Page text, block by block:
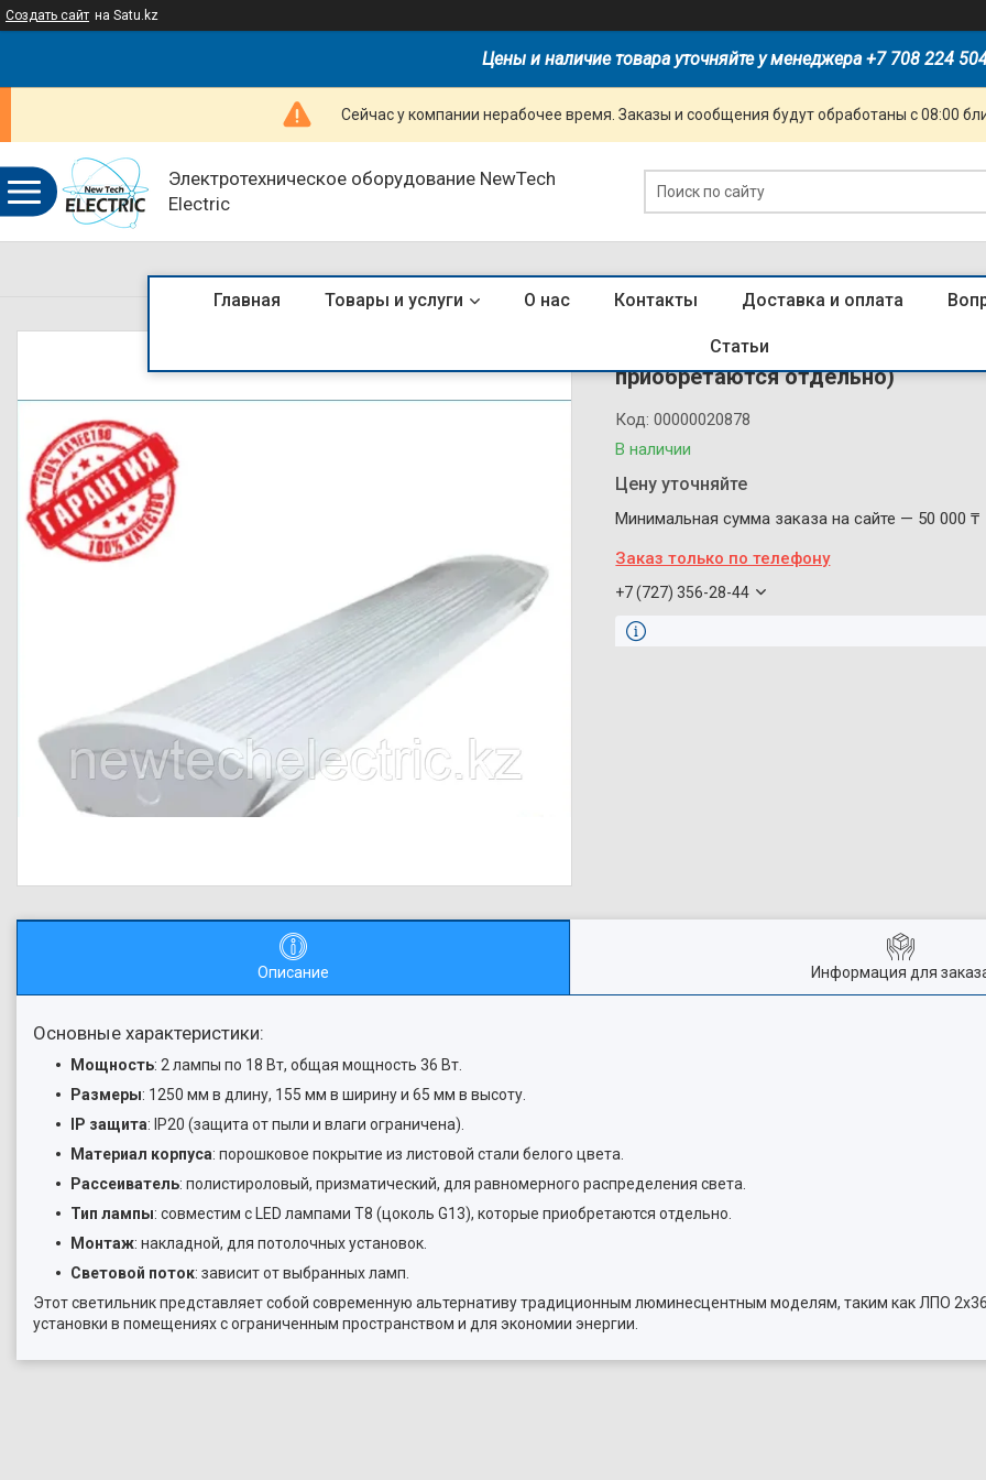
Создать сайт на Satu.kz
Цены и наличие товара уточняйте у менеджера +7 708 224
Сейчас у компании нерабочее время. Заказы и сообщения будут обработаны с 08:00
Электротехническое оборудование NewTech
Electric
Главная Товары и услуги О нас Контакты Доставка и оплата
Статьи
Светильник LED ДПО BOX 2х18W
приобретаются отдельно)
В наличии
Код:00000020878
Цену уточняйте
Минимальная сумма заказа на сайте — 50 000 ₸
Заказ только по телефону
+7 (727) 356-28-44
Описание Информация для
Основные характеристики:
Мощность: 2 лампы по 18 Вт, общая мощность 36 Вт.
Размеры: 1250 мм в длину, 155 мм в ширину и 65 мм в высоту.
IP защита: IP20 (защита от пыли и влаги ограничена).
Материал корпуса: порошковое покрытие из листовой стали белого цвета.
Рассеиватель: полистироловый, призматический, для равномерного распределения света.
Тип лампы: совместим с LED лампами T8 (цоколь G13), которые приобретаются отдельно.
Монтаж: накладной, для потолочных установок.
Световой поток: зависит от выбранных ламп.
Этот светильник представляет собой современную альтернативу традиционным люминесцентным моделям, таким как ЛПО
установки в помещениях с ограниченным пространством и для экономии энергии.